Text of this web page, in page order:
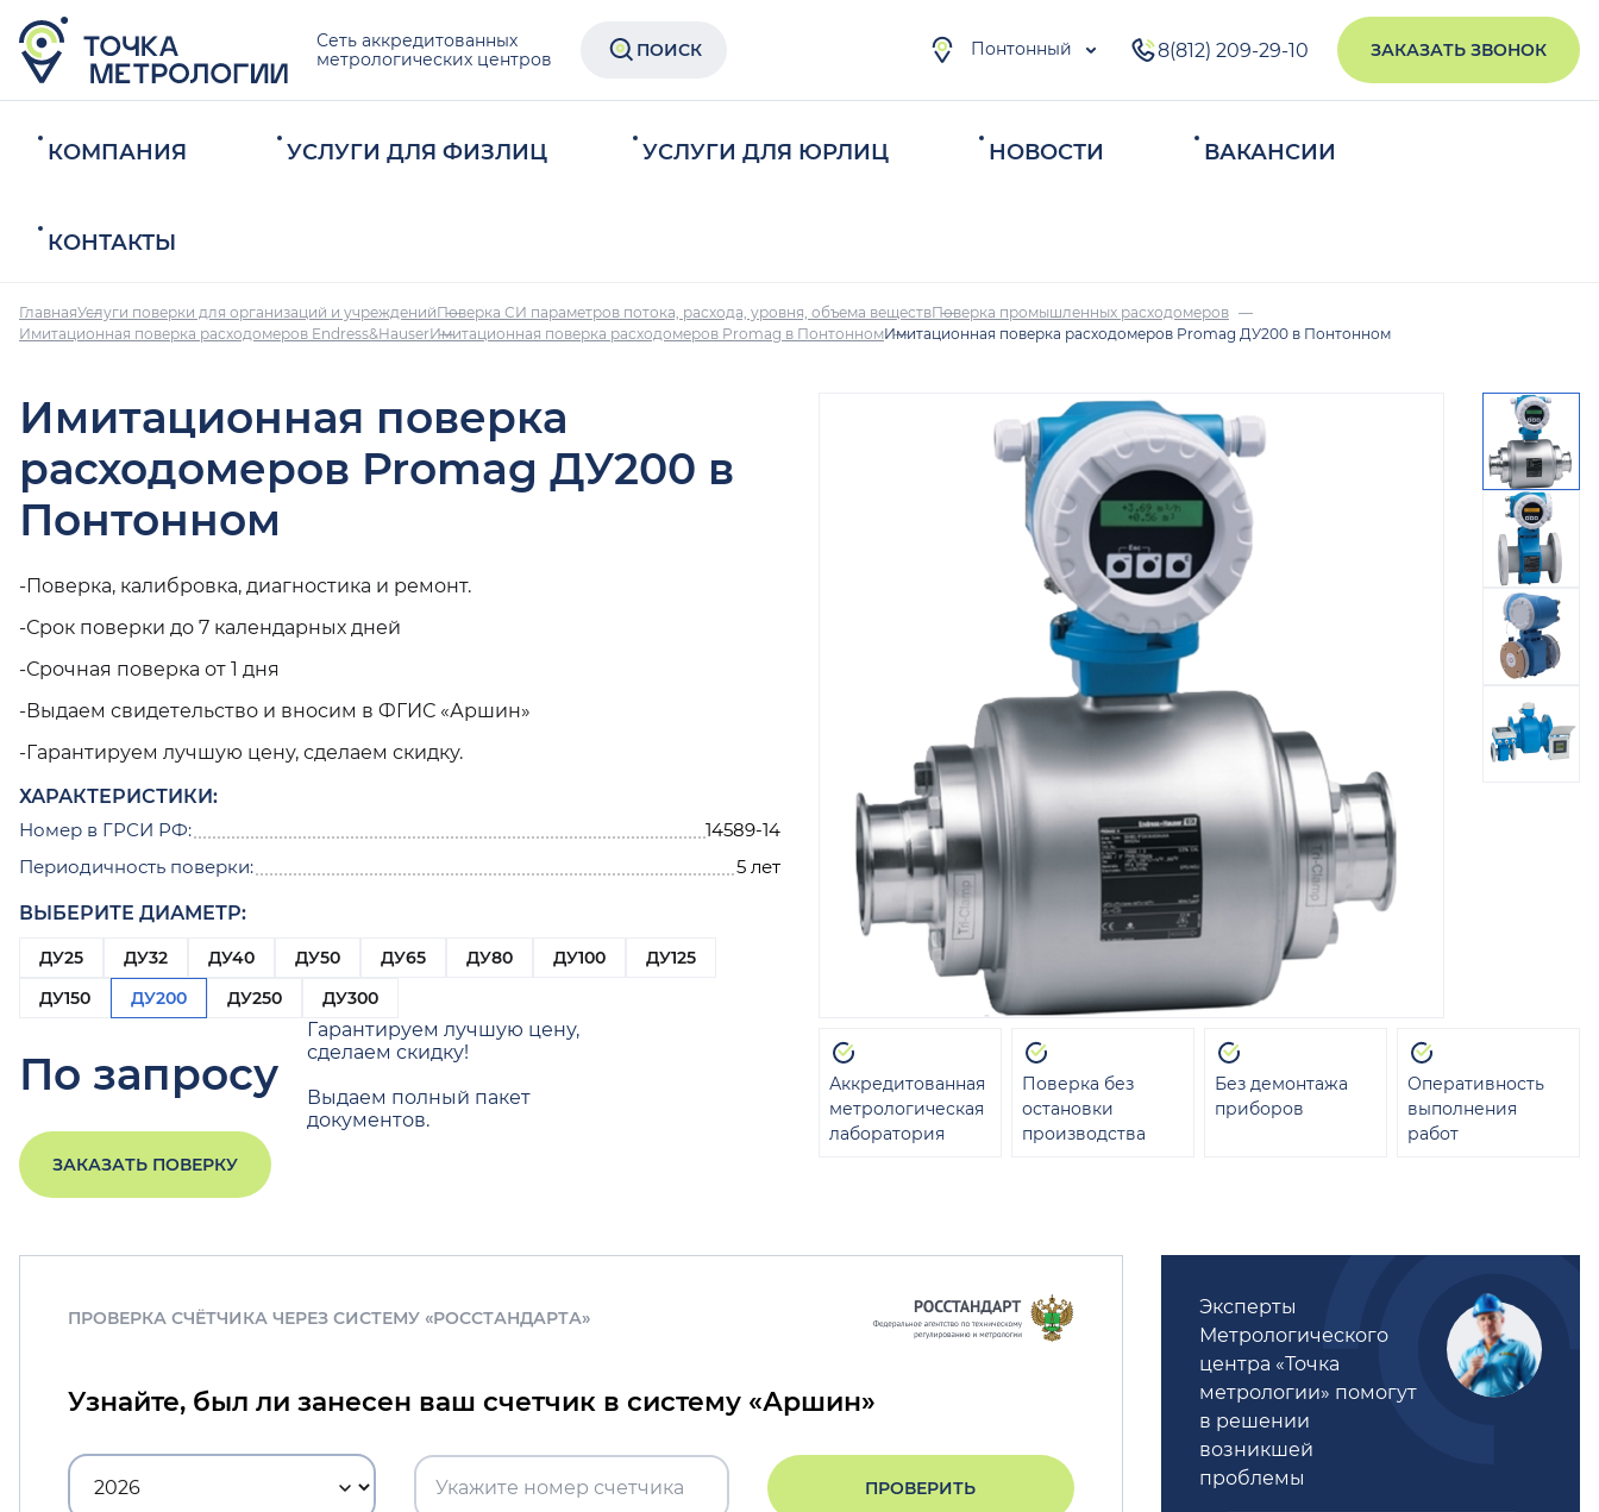
Сеть аккредитованных
метрологических центров
ПОИСК Понтонный 8(812) 209-29-10 ЗАКАЗАТЬ ЗВОНОК
КОМПАНИЯ УСЛУГИ ДЛЯ ФИЗЛИЦ УСЛУГИ ДЛЯ ЮРЛИЦ НОВОСТИ ВАКАНСИИ
КОНТАКТЫ
ГлавнаяУслуги поверки для организаций и учрежденийПоверка СИ параметров потока, расхода, уровня, объема веществПоверка промышленных расходомеров
Имитационная поверка расходомеров Endress&HauserИмитационная поверка расходомеров Promag в ПонтонномИмитационная поверка расходомеров Promag ДУ200 в Понтонном
Имитационная поверка
расходомеров Promag ДУ200 в
Понтонном
-Поверка, калибровка, диагностика и ремонт.
-Срок поверки до 7 календарных дней
-Срочная поверка от 1 дня
-Выдаем свидетельство и вносим в ФГИС «Аршин»
-Гарантируем лучшую цену, сделаем скидку.
ХАРАКТЕРИСТИКИ:
Номер в ГРСИ РФ:
14589-14
Периодичность поверки:
5 лет
ВЫБЕРИТЕ ДИАМЕТР:
ДУ25 ДУ32 ДУ40 ДУ50 ДУ65 ДУ80 ДУ100
ДУ125
ДУ150
ДУ200 ДУ250 ДУ300
По запросу
Гарантируем лучшую цену,
сделаем скидку!
Выдаем полный пакет
документов.
ЗАКАЗАТЬ ПОВЕРКУ
Аккредитованная
метрологическая
лаборатория
Поверка без
остановки
производства
Без демонтажа
приборов
Оперативность
выполнения
работ
ПРОВЕРКА СЧЁТЧИКА ЧЕРЕЗ СИСТЕМУ «РОССТАНДАРТА»
Узнайте, был ли занесен ваш счетчик в систему «Аршин»
ПРОВЕРИТЬ
Эксперты
Метрологического
центра «Точка
метрологии» помогут
в решении
возникшей
проблемы